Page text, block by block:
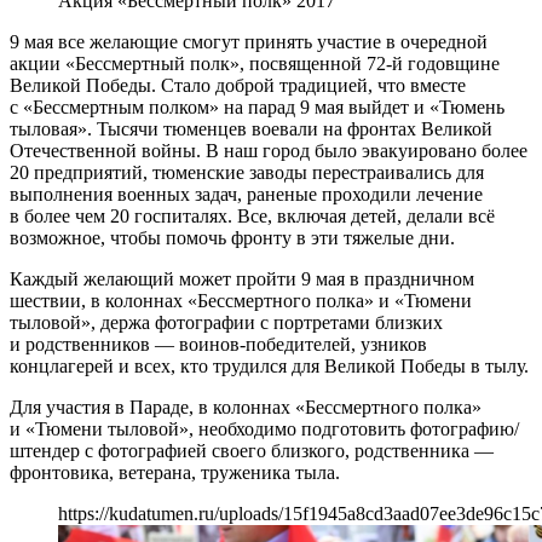
9 мая все желающие смогут принять участие в очередной
акции «Бессмертный полк», посвященной 72-й годовщине
Великой Победы. Стало доброй традицией, что вместе
с «Бессмертным полком» на парад 9 мая выйдет и «Тюмень
тыловая». Тысячи тюменцев воевали на фронтах Великой
Отечественной войны. В наш город было эвакуировано более
20 предприятий, тюменские заводы перестраивались для
выполнения военных задач, раненые проходили лечение
в более чем 20 госпиталях. Все, включая детей, делали всё
возможное, чтобы помочь фронту в эти тяжелые дни.
Каждый желающий может пройти 9 мая в праздничном
шествии, в колоннах «Бессмертного полка» и «Тюмени
тыловой», держа фотографии с портретами близких
и родственников — воинов-победителей, узников
концлагерей и всех, кто трудился для Великой Победы в тылу.
Для участия в Параде, в колоннах «Бессмертного полка»
и «Тюмени тыловой», необходимо подготовить фотографию/
штендер с фотографией своего близкого, родственника —
фронтовика, ветерана, труженика тыла.
https://kudatumen.ru/uploads/